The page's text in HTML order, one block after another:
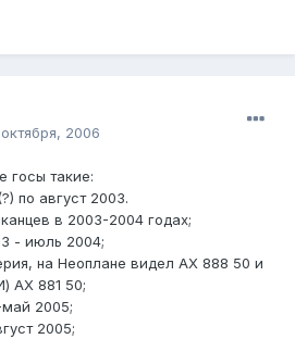
2006
госы такие:
по август 2003.
в 2003-2004 годах;
- июль 2004;
на Неоплане видел АХ 888 50 и
АХ 881 50;
2005;
2005;